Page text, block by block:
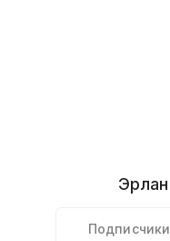
Эрлан
Подписчики